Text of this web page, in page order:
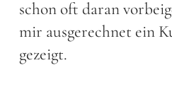
schon oft daran
mir ausgerechnet ein
gezeigt.